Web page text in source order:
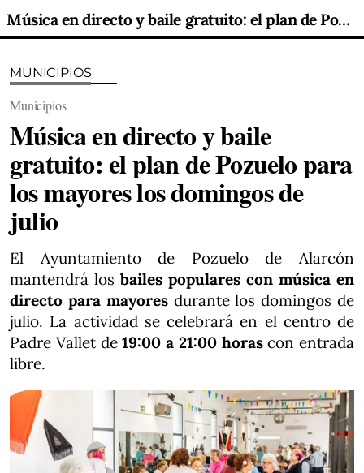
Música en directo y baile gratuito: el plan de Pozuelo para los mayores los domingos de julio
MUNICIPIOS
Municipios
Música en directo y baile
gratuito: el plan de Pozuelo para
los mayores los domingos de
julio
El Ayuntamiento de Pozuelo de Alarcón
mantendrá los bailes populares con música en
directo para mayoresdurante los domingos de
julio. La actividad se celebrará en el centro de
Padre Vallet de19:00 a 21:00 horascon entrada
libre.